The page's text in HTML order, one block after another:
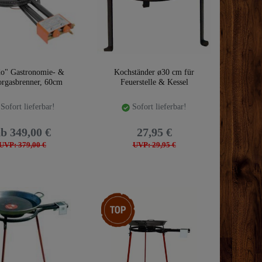
Gastronomie- &
60cm
Sofort lieferbar!
379,00 €
349,00 €
Kochständer ø30 cm für
Feuerstelle & Kessel
Sofort lieferbar!
UVP: 29,95 €
27,95 €
Top-Artikel